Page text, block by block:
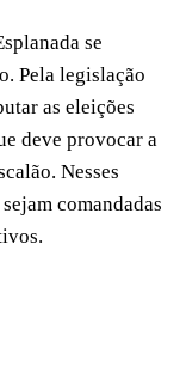
se
Pela legislação
as eleições
deve provocar a
Nesses
comandadas